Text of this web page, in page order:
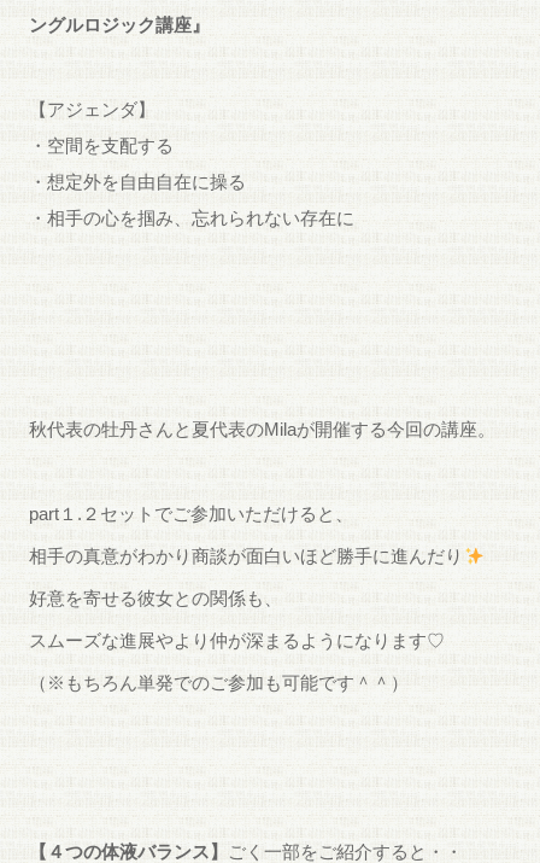
ングルロジック講座』
【アジェンダ】
・空間を支配する
・想定外を自由自在に操る
・相手の心を掴み、忘れられない存在に
秋代表の牡丹さんと夏代表のMilaが開催する今回の講座。
part１.２セットでご参加いただけると、
相手の真意がわかり商談が面白いほど勝手に進んだり
好意を寄せる彼女との関係も、
スムーズな進展やより仲が深まるようになります♡
（※もちろん単発でのご参加も可能です＾＾）
【４つの体液バランス】 ごく一部をご紹介すると・・